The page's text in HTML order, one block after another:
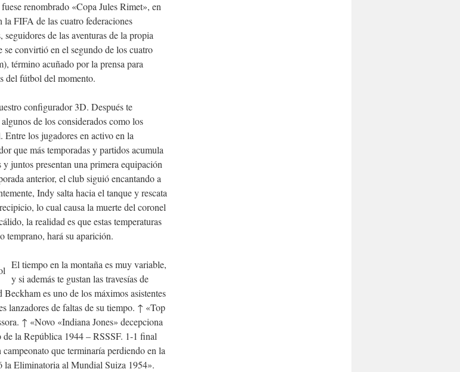
renombrado «Copa Jules Rimet», en
la FIFA de las cuatro federaciones
de las aventuras de la propia
convirtió en el segundo de los cuatro
término acuñado por la prensa para
del fútbol del momento.
configurador 3D. Después te
de los considerados como los
los jugadores en activo en la
que más temporadas y partidos acumula
juntos presentan una primera equipación
anterior, el club siguió encantando a
Indy salta hacia el tanque y rescata
lo cual causa la muerte del coronel
la realidad es que estas temperaturas
temprano, hará su aparición.
El tiempo en la montaña es muy variable,
y si además te gustan las travesías de
es uno de los máximos asistentes
lanzadores de faltas de su tiempo. ↑ «Top
↑ «Novo «Indiana Jones» decepciona
la República 1944 – RSSSF. 1-1 final
que terminaría perdiendo en la
la Eliminatoria al Mundial Suiza 1954».